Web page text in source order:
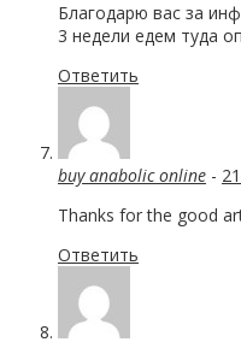
Благодарю вас за
3 недели едем туда
Ответить
buy anabolic online -
Thanks for the good
Ответить